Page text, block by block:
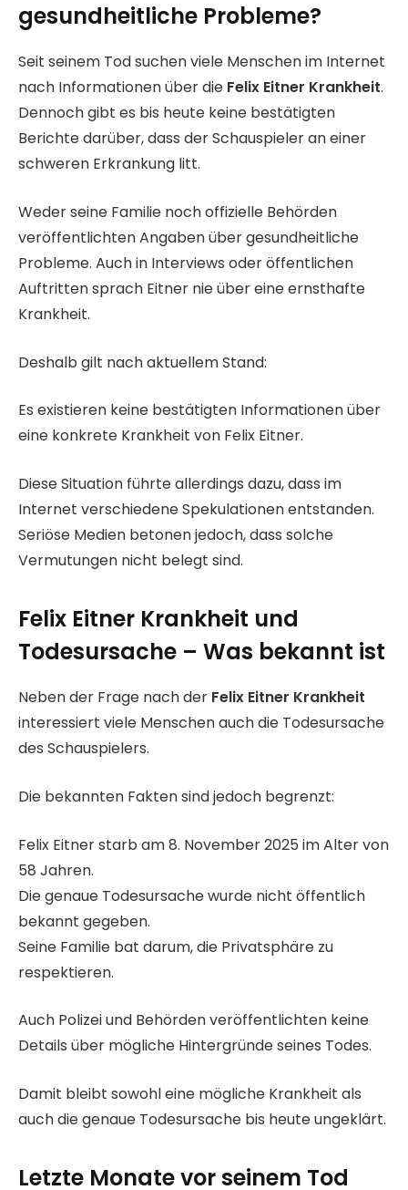
gesundheitliche Probleme?
Seit seinem Tod suchen viele Menschen im Internet
nach Informationen über die Felix Eitner Krankheit.
Dennoch gibt es bis heute keine bestätigten
Berichte darüber, dass der Schauspieler an einer
schweren Erkrankung litt.
Weder seine Familie noch offizielle Behörden
veröffentlichten Angaben über gesundheitliche
Probleme. Auch in Interviews oder öffentlichen
Auftritten sprach Eitner nie über eine ernsthafte
Krankheit.
Deshalb gilt nach aktuellem Stand:
Es existieren keine bestätigten Informationen über
eine konkrete Krankheit von Felix Eitner.
Diese Situation führte allerdings dazu, dass im
Internet verschiedene Spekulationen entstanden.
Seriöse Medien betonen jedoch, dass solche
Vermutungen nicht belegt sind.
Felix Eitner Krankheit und
Todesursache – Was bekannt ist
Neben der Frage nach der Felix Eitner Krankheit
interessiert viele Menschen auch die Todesursache
des Schauspielers.
Die bekannten Fakten sind jedoch begrenzt:
Felix Eitner starb am 8. November 2025 im Alter von
58 Jahren.
Die genaue Todesursache wurde nicht öffentlich
bekannt gegeben.
Seine Familie bat darum, die Privatsphäre zu
respektieren.
Auch Polizei und Behörden veröffentlichten keine
Details über mögliche Hintergründe seines Todes.
Damit bleibt sowohl eine mögliche Krankheit als
auch die genaue Todesursache bis heute ungeklärt.
Letzte Monate vor seinem Tod